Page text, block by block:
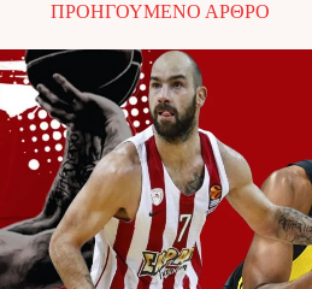
ΠΡΟΗΓΟΎΜΕΝΟ ΆΡΘΡΟ